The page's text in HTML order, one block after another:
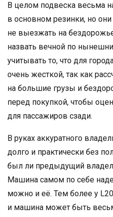
В целом подвеска весьма
в основном резинки, но
не выезжать на
назвать вечной по
учитывать то, что для
очень жесткой, так как
на большие грузы и
перед покупкой, чтобы
для пассажиров сзади.
В руках аккуратного
долго и практически без
был ли предыдущий
Машина самом по себе
можно и её. Тем более у
и машина может быть